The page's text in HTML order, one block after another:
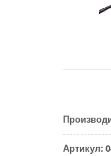
Артикул: